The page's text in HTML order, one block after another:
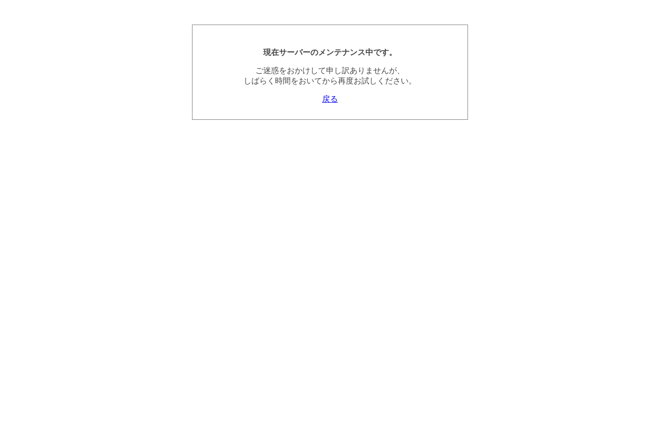
現在サーバーのメンテナンス中です。
ご迷惑をおかけして申し訳ありませんが、
しばらく時間をおいてから再度お試しください。
戻る